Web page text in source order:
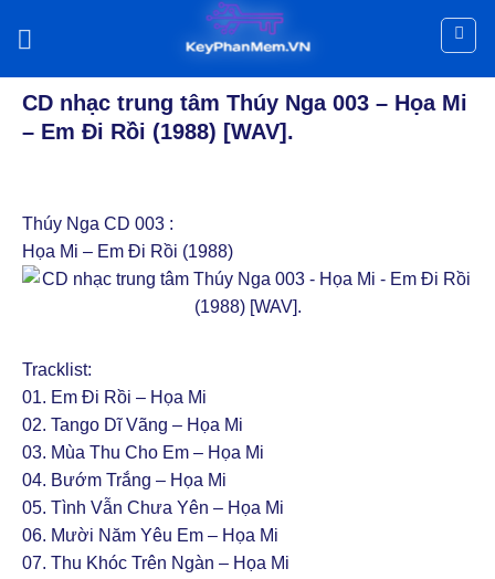
CD nhạc trung tâm Thúy Nga 003 – Họa Mi
– Em Đi Rồi (1988) [WAV].
Thúy Nga CD 003 :
Họa Mi – Em Đi Rồi (1988)
Tracklist:
01. Em Ði Rồi – Họa Mi
02. Tango Dĩ Vãng – Họa Mi
03. Mùa Thu Cho Em – Họa Mi
04. Bướm Trắng – Họa Mi
05. Tình Vẫn Chưa Yên – Họa Mi
06. Mười Năm Yêu Em – Họa Mi
07. Thu Khóc Trên Ngàn – Họa Mi